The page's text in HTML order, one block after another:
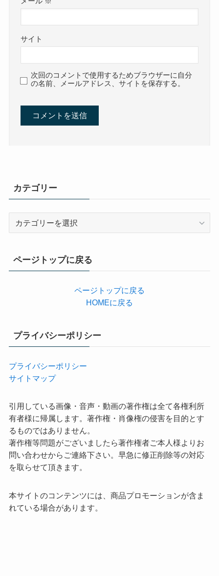
サイト
次回のコメントで使用するためブラウザーに自分
の名前、メールアドレス、サイトを保存する。
カテゴリー
ページトップに戻る
ページトップに戻る
HOMEに戻る
プライバシーポリシー
プライバシーポリシー
サイトマップ
引用している画像・音声・動画の著作権は全て各権利所
有者様に帰属します。著作権・肖像権の侵害を目的とす
るものではありません。
著作権等問題がございましたら著作権者ご本人様よりお
問い合わせからご連絡下さい。早急に修正削除等の対応
を取らせて頂きます。
本サイトのコンテンツには、商品プロモーションが含ま
れている場合があります。